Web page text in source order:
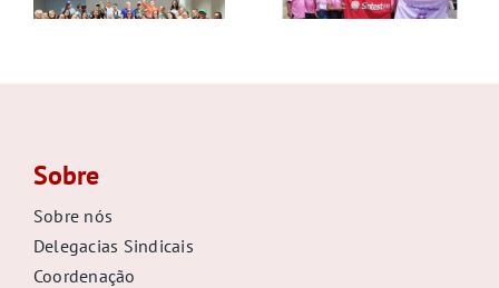
GALERIA
Sobre
Sobre nós
Delegacias Sindicais
Coordenação